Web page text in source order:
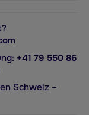
+41 79 550 86
Schweiz –